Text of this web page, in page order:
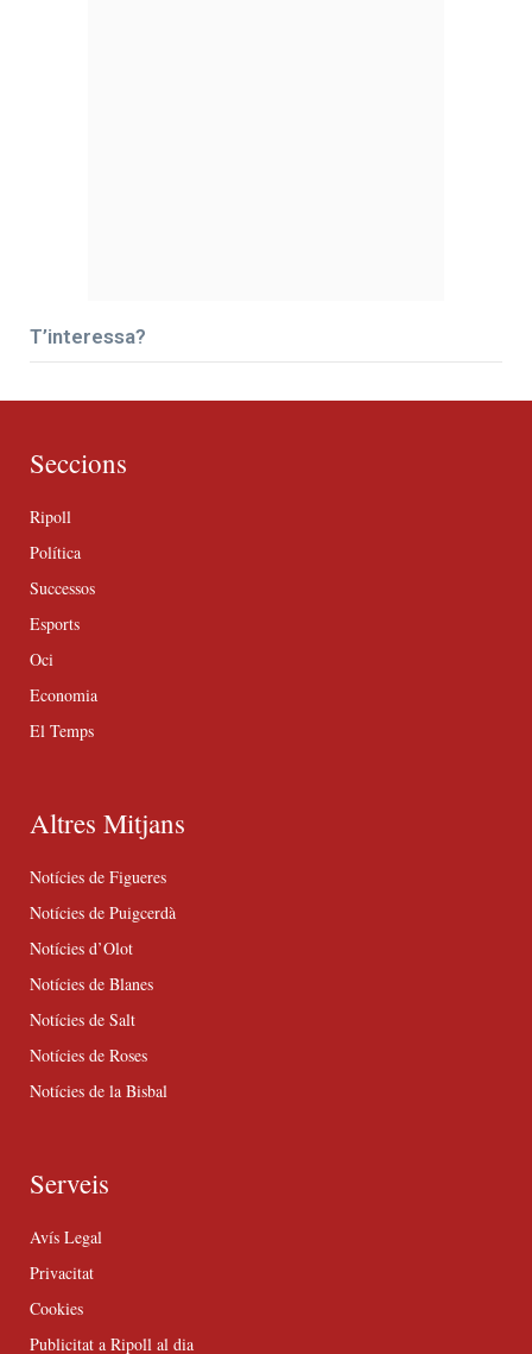
T’interessa?
Seccions
Ripoll
Política
Successos
Esports
Oci
Economia
El Temps
Altres Mitjans
Notícies de Figueres
Notícies de Puigcerdà
Notícies d’Olot
Notícies de Blanes
Notícies de Salt
Notícies de Roses
Notícies de la Bisbal
Serveis
Avís Legal
Privacitat
Cookies
Publicitat a Ripoll al dia